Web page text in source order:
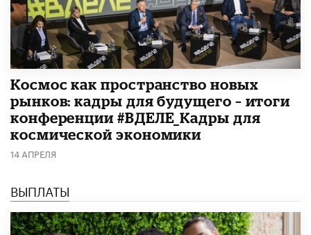
Космос как пространство новых
рынков: кадры для будущего – итоги
конференции #ВДЕЛЕ_Кадры для
космической экономики
14 АПРЕЛЯ
ВЫПЛАТЫ